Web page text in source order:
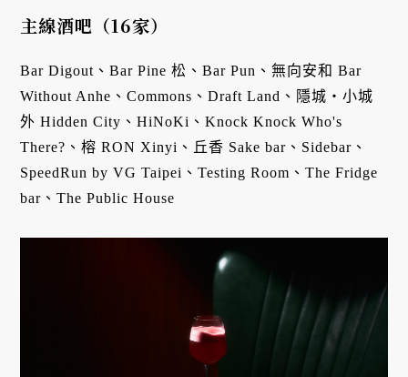
主線酒吧（16家）
Bar Digout、Bar Pine 松、Bar Pun、無向安和 Bar
Without Anhe、Commons、Draft Land、隱城・小城
外 Hidden City、HiNoKi、Knock Knock Who's
There?、榕 RON Xinyi、丘香 Sake bar、Sidebar、
SpeedRun by VG Taipei、Testing Room、The Fridge
bar、The Public House